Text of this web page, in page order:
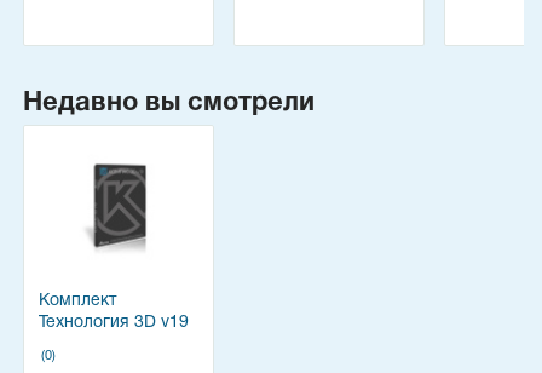
Недавно вы смотрели
Комплект
Технология 3D v19
(0)